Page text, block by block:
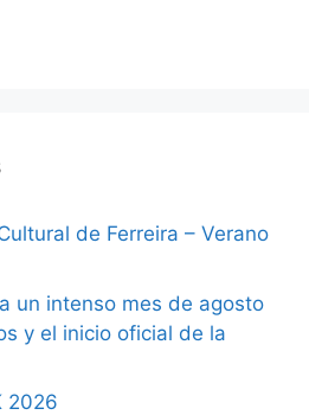
de Ferreira – Verano
un intenso mes de agosto
y el inicio oficial de la
2026